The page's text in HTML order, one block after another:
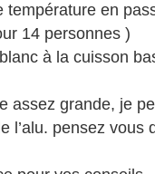
température en
14 personnes )
à la cuisson
assez grande, je
l’alu. pensez vous